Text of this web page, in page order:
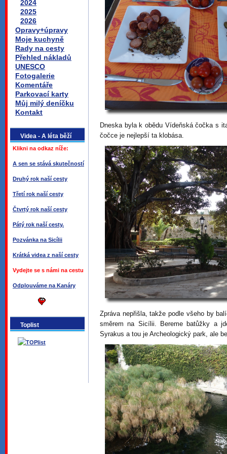
2024
2025
2026
Opravy+úpravy
Moje kuchyně
Rady na cesty
Přehled nákladů
UNESCO
Fotogalerie
Komentáře
Parkovací karty
Můj milý deníčku
Kontakt
Videa - A léta běží
Klikni na odkaz níže:
A sen se stává skutečností
Druhý rok naší cesty
Třetí rok naší cesty
Čtvrtý rok naší cesty
Pátý rok naší cesty.
Pozvánka na Sicílii
Krátká videa z naší cesty
Vydejte se s námi na cestu
Odplouváme na Kanáry
Toplist
Dneska byla k obědu Vídeňská čočka s
čočce je nejlepší ta klobása.
Zpráva nepřišla, takže podle všeho by
směrem na Sicílii. Bereme batůžky a
Syrakus a tou je Archeologický park, ale